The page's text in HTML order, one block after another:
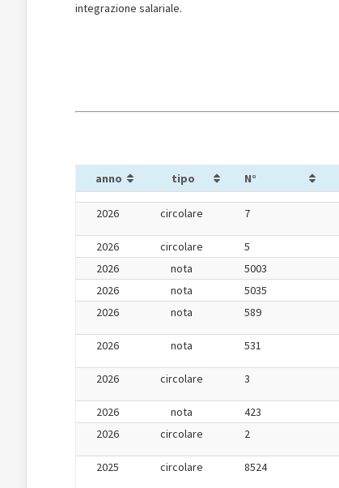
integrazione salariale.
anno
tipo N°
2026 circolare 7
2026
circolare 5
2026
nota 5003
2026
nota 5035
2026
nota 589
2026
nota 531
2026
circolare 3
2026
nota 423
2026
circolare 2
2025
circolare 8524